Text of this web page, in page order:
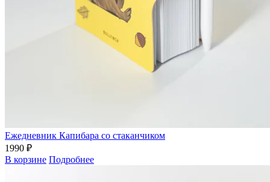
Ежедневник Капибара со стаканчиком
1990 ₽
В корзине Подробнее